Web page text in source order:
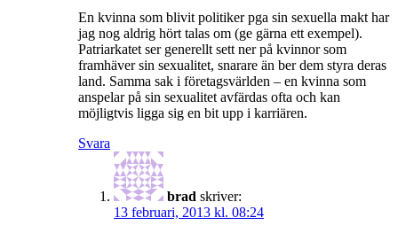
En kvinna som blivit politiker pga sin sexuella makt har
jag nog aldrig hört talas om (ge gärna ett exempel).
Patriarkatet ser generellt sett ner på kvinnor som
framhäver sin sexualitet, snarare än ber dem styra deras
land. Samma sak i företagsvärlden – en kvinna som
anspelar på sin sexualitet avfärdas ofta och kan
möjligtvis ligga sig en bit upp i karriären.
Svara
brad skriver:
13 februari, 2013 kl. 08:24